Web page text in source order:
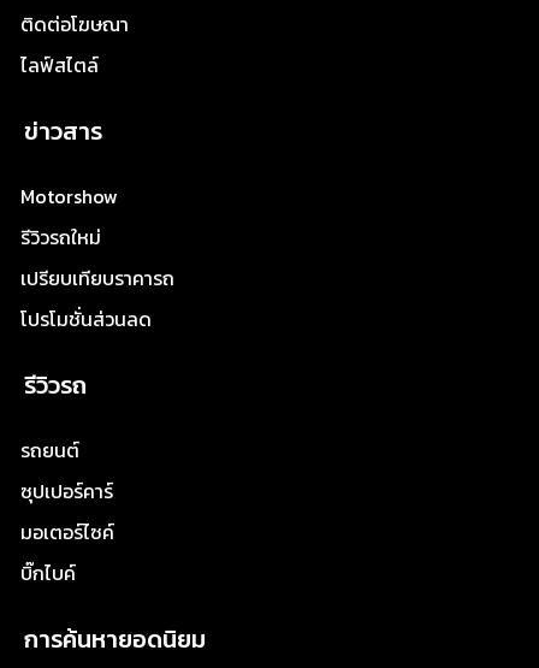
ติดต่อโฆษณา
ไลฟ์สไตล์
ข่าวสาร
Motorshow
รีวิวรถใหม่
เปรียบเทียบราคารถ
โปรโมชั่นส่วนลด
รีวิวรถ
รถยนต์
ซุปเปอร์คาร์
มอเตอร์ไซค์
บิ๊กไบค์
การค้นหายอดนิยม